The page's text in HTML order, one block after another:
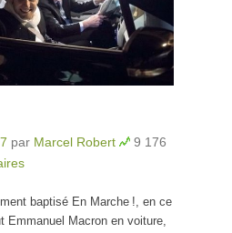
par Marcel Robert
9 176
baptisé En Marche !, en ce
Emmanuel Macron en voiture,